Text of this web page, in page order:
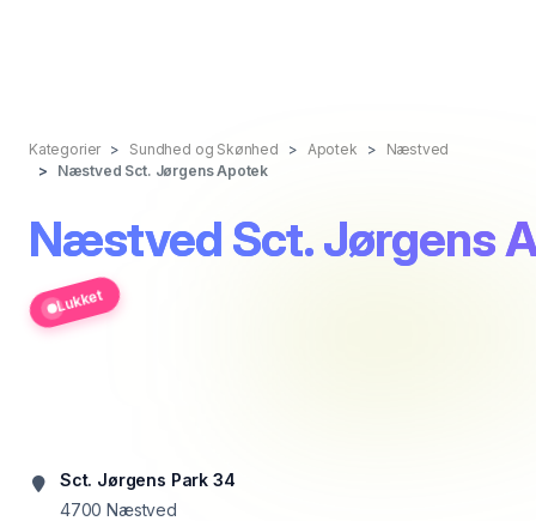
Kategorier Sundhed og Skønhed Apotek
Næstved
Næstved Sct. Jørgens Apotek
Næstved Sct. Jørgens
Lukket
Sct. Jørgens Park 34
4700 Næstved